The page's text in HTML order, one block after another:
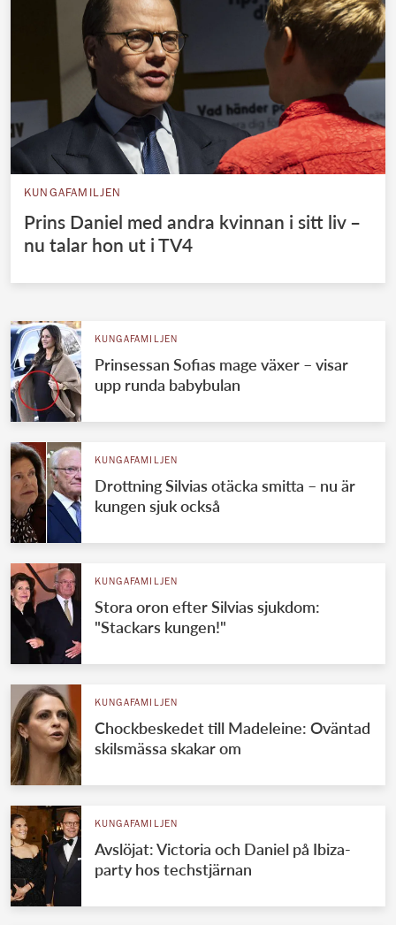
KUNGAFAMILJEN
Prins Daniel med andra kvinnan i sitt liv –
nu talar hon ut i TV4
KUNGAFAMILJEN
Prinsessan Sofias mage växer – visar
upp runda babybulan
KUNGAFAMILJEN
Drottning Silvias otäcka smitta – nu är
kungen sjuk också
KUNGAFAMILJEN
Stora oron efter Silvias sjukdom:
"Stackars kungen!"
KUNGAFAMILJEN
Chockbeskedet till Madeleine: Oväntad
skilsmässa skakar om
KUNGAFAMILJEN
Avslöjat: Victoria och Daniel på Ibiza-
party hos techstjärnan